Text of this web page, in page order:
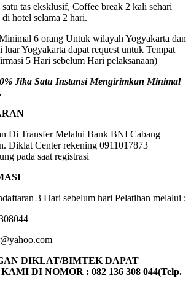
tas eksklusif, Coffee break 2 kali sehari
hotel selama 2 hari.
6 orang Untuk wilayah Yogyakarta dan
Yogyakarta dapat request untuk Tempat
5 Hari sebelum Hari pelaksanaan)
Jika Satu Instansi Mengirimkan Minimal
Di Transfer Melalui Bank BNI Cabang
Diklat Center rekening 0911017873
pada saat registrasi
3 Hari sebelum hari Pelatihan melalui :
DIKLAT/BIMTEK DAPAT
DI NOMOR : 082 136 308 044(Telp.